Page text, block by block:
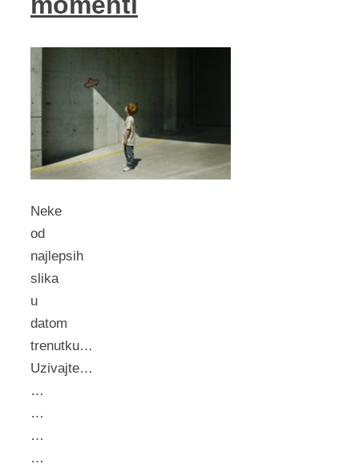
Neke
od
najlepsih
slika
u
datom
trenutku…
Uzivajte…
…
…
…
…